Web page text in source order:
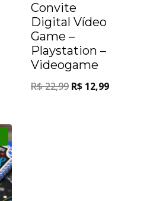
Convite
Digital Vídeo
Game –
Playstation –
Videogame
R$22,99 R$ 12,99